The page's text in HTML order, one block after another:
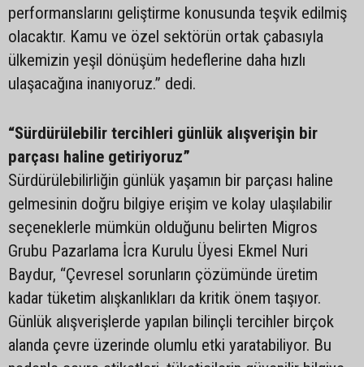
performanslarını geliştirme konusunda teşvik edilmiş
olacaktır. Kamu ve özel sektörün ortak çabasıyla
ülkemizin yeşil dönüşüm hedeflerine daha hızlı
ulaşacağına inanıyoruz.” dedi.
“Sürdürülebilir tercihleri günlük alışverişin bir
parçası haline getiriyoruz”
Sürdürülebilirliğin günlük yaşamın bir parçası haline
gelmesinin doğru bilgiye erişim ve kolay ulaşılabilir
seçeneklerle mümkün olduğunu belirten Migros
Grubu Pazarlama İcra Kurulu Üyesi Ekmel Nuri
Baydur, “Çevresel sorunların çözümünde üretim
kadar tüketim alışkanlıkları da kritik önem taşıyor.
Günlük alışverişlerde yapılan bilinçli tercihler birçok
alanda çevre üzerinde olumlu etki yaratabiliyor. Bu